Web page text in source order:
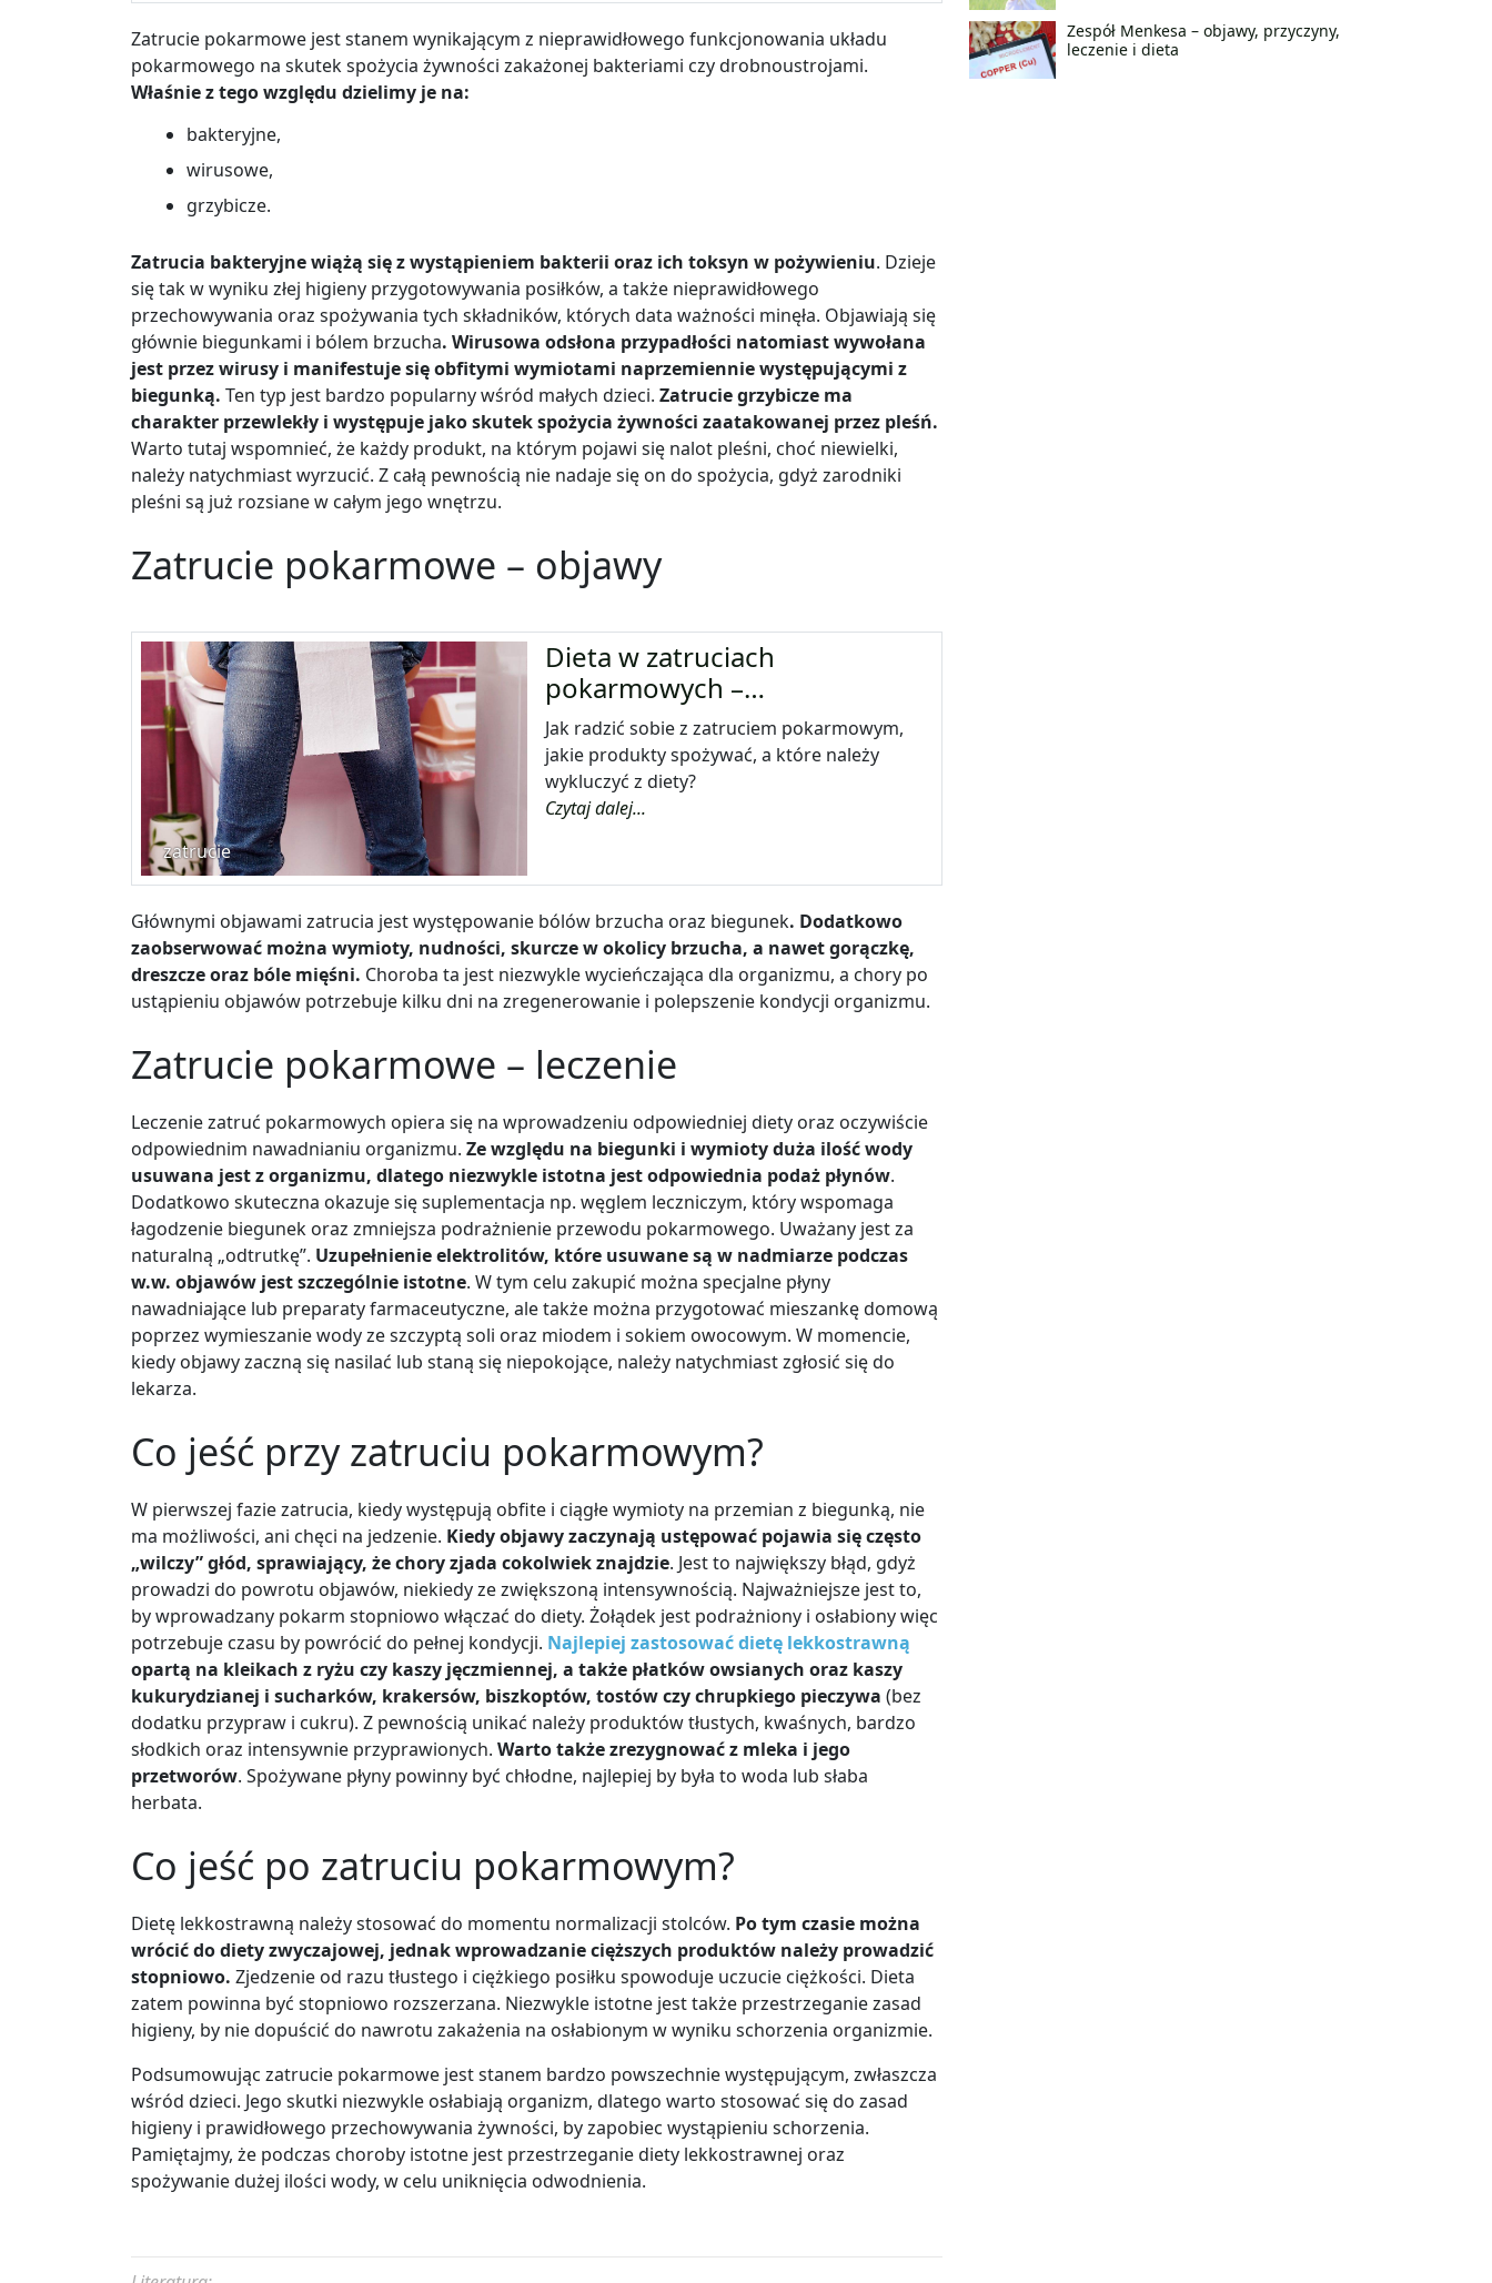
Zatrucie pokarmowe jest stanem wynikającym z nieprawidłowego funkcjonowania układu
pokarmowego na skutek spożycia żywności zakażonej bakteriami czy drobnoustrojami.
Właśnie z tego względu dzielimy je na:
bakteryjne,
wirusowe,
grzybicze.
Zatrucia bakteryjne wiążą się z wystąpieniem bakterii oraz ich toksyn w pożywieniu. Dzieje
się tak w wyniku złej higieny przygotowywania posiłków, a także nieprawidłowego
przechowywania oraz spożywania tych składników, których data ważności minęła. Objawiają się
głównie biegunkami i bólem brzucha. Wirusowa odsłona przypadłości natomiast wywołana
jest przez wirusy i manifestuje się obfitymi wymiotami naprzemiennie występującymi z
biegunką. Ten typ jest bardzo popularny wśród małych dzieci. Zatrucie grzybicze ma
charakter przewlekły i występuje jako skutek spożycia żywności zaatakowanej przez pleśń.
Warto tutaj wspomnieć, że każdy produkt, na którym pojawi się nalot pleśni, choć niewielki,
należy natychmiast wyrzucić. Z całą pewnością nie nadaje się on do spożycia, gdyż zarodniki
pleśni są już rozsiane w całym jego wnętrzu.
Zatrucie pokarmowe – objawy
zatrucie
Dieta w zatruciach
pokarmowych –…
Jak radzić sobie z zatruciem pokarmowym,
jakie produkty spożywać, a które należy
wykluczyć z diety?
Czytaj dalej...
Głównymi objawami zatrucia jest występowanie bólów brzucha oraz biegunek. Dodatkowo
zaobserwować można wymioty, nudności, skurcze w okolicy brzucha, a nawet gorączkę,
dreszcze oraz bóle mięśni. Choroba ta jest niezwykle wycieńczająca dla organizmu, a chory po
ustąpieniu objawów potrzebuje kilku dni na zregenerowanie i polepszenie kondycji organizmu.
Zatrucie pokarmowe – leczenie
Leczenie zatruć pokarmowych opiera się na wprowadzeniu odpowiedniej diety oraz oczywiście
odpowiednim nawadnianiu organizmu. Ze względu na biegunki i wymioty duża ilość wody
usuwana jest z organizmu, dlatego niezwykle istotna jest odpowiednia podaż płynów.
Dodatkowo skuteczna okazuje się suplementacja np. węglem leczniczym, który wspomaga
łagodzenie biegunek oraz zmniejsza podrażnienie przewodu pokarmowego. Uważany jest za
naturalną „odtrutkę”. Uzupełnienie elektrolitów, które usuwane są w nadmiarze podczas
w.w. objawów jest szczególnie istotne. W tym celu zakupić można specjalne płyny
nawadniające lub preparaty farmaceutyczne, ale także można przygotować mieszankę domową
poprzez wymieszanie wody ze szczyptą soli oraz miodem i sokiem owocowym. W momencie,
kiedy objawy zaczną się nasilać lub staną się niepokojące, należy natychmiast zgłosić się do
lekarza.
Co jeść przy zatruciu pokarmowym?
W pierwszej fazie zatrucia, kiedy występują obfite i ciągłe wymioty na przemian z biegunką, nie
ma możliwości, ani chęci na jedzenie. Kiedy objawy zaczynają ustępować pojawia się często
„wilczy” głód, sprawiający, że chory zjada cokolwiek znajdzie. Jest to największy błąd, gdyż
prowadzi do powrotu objawów, niekiedy ze zwiększoną intensywnością. Najważniejsze jest to,
by wprowadzany pokarm stopniowo włączać do diety. Żołądek jest podrażniony i osłabiony więc
potrzebuje czasu by powrócić do pełnej kondycji. Najlepiej zastosować dietę lekkostrawną
opartą na kleikach z ryżu czy kaszy jęczmiennej, a także płatków owsianych oraz kaszy
kukurydzianej i sucharków, krakersów, biszkoptów, tostów czy chrupkiego pieczywa (bez
dodatku przypraw i cukru). Z pewnością unikać należy produktów tłustych, kwaśnych, bardzo
słodkich oraz intensywnie przyprawionych. Warto także zrezygnować z mleka i jego
przetworów. Spożywane płyny powinny być chłodne, najlepiej by była to woda lub słaba
herbata.
Co jeść po zatruciu pokarmowym?
Dietę lekkostrawną należy stosować do momentu normalizacji stolców. Po tym czasie można
wrócić do diety zwyczajowej, jednak wprowadzanie cięższych produktów należy prowadzić
stopniowo. Zjedzenie od razu tłustego i ciężkiego posiłku spowoduje uczucie ciężkości. Dieta
zatem powinna być stopniowo rozszerzana. Niezwykle istotne jest także przestrzeganie zasad
higieny, by nie dopuścić do nawrotu zakażenia na osłabionym w wyniku schorzenia organizmie.
Podsumowując zatrucie pokarmowe jest stanem bardzo powszechnie występującym, zwłaszcza
wśród dzieci. Jego skutki niezwykle osłabiają organizm, dlatego warto stosować się do zasad
higieny i prawidłowego przechowywania żywności, by zapobiec wystąpieniu schorzenia.
Pamiętajmy, że podczas choroby istotne jest przestrzeganie diety lekkostrawnej oraz
spożywanie dużej ilości wody, w celu uniknięcia odwodnienia.
Zespół Menkesa – objawy, przyczyny,
leczenie i dieta